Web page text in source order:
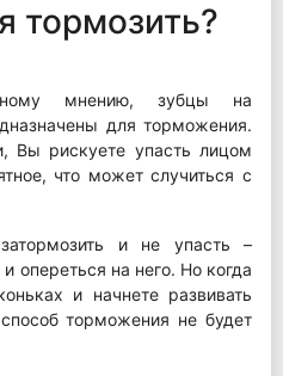
тормозить?
мнению, зубцы на
для торможения.
Вы рискуете упасть лицом
что может случиться с
и не упасть –
опереться на него. Но когда
и начнете развивать
торможения не будет